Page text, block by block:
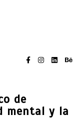
de
mental y la